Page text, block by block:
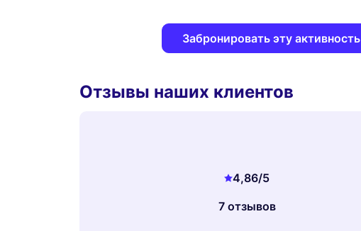
Забронировать эту активность
Отзывы наших клиентов
4,86/5
7 отзывов